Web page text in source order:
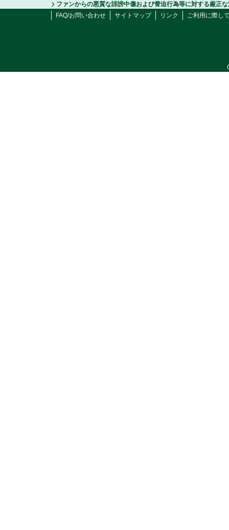
ファンからの悪質な誹謗中傷および脅迫行為等に対する厳正
FAQ/お問い合わせ
サイトマップ リンク ご利用に際し